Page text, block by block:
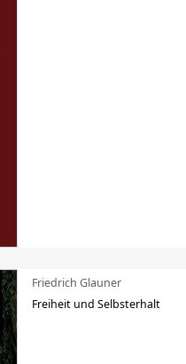
Friedrich Glauner
Freiheit und Selbsterhalt